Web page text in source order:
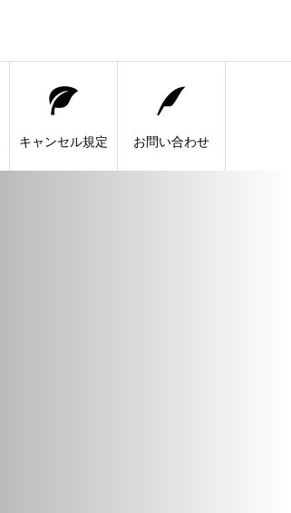
キャンセル規定 お問い合わせ